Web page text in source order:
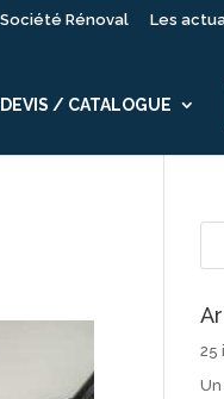
Société Rénoval Les
/ CATALOGUE
25